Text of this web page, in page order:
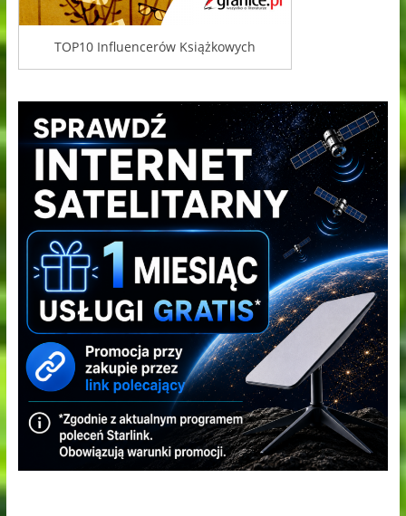
TOP10 Influencerów Książkowych